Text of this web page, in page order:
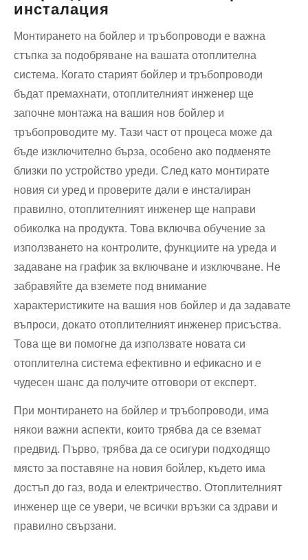
инсталация
Монтирането на ⁢бойлер ‍и тръбопроводи е важна
стъпка ‌за‌ подобряване на вашата отоплителна
система. Когато⁣ старият бойлер и тръбопроводи
бъдат премахнати, отоплителният инженер ще
започне монтажа на вашия нов бойлер и
тръбопроводите му. Тази ⁤част ‍от процеса може да
бъде изключително бърза, особено ⁤ако подменяте
близки по устройство⁣ уреди. След като монтирате
новия си уред и проверите ‍дали е инсталиран​
правилно, отоплителният инженер ще направи
обиколка на‌ продукта. ​Това включва обучение за
използването на контролите, функциите на уреда и
задаване на график за ⁢включване и изключване. Не​
забравяйте да вземете под внимание
характеристиките на вашия нов бойлер и да задавате
въпроси, докато отоплителният инженер присъства.
Това ще ви помогне да използвате новата си
отоплителна система ефективно ⁣и ефикасно и е
чудесен⁤ шанс да получите отговори ‍от​ експерт.
При монтирането на бойлер и тръбопроводи, има
някои важни аспекти, които трябва да се вземат
предвид. Първо, трябва да се осигури подходящо
място за поставяне на новия бойлер, където има
достъп до газ, вода и електричество. Отоплителният
инженер ще се увери, че всички връзки са здрави и
правилно свързани.